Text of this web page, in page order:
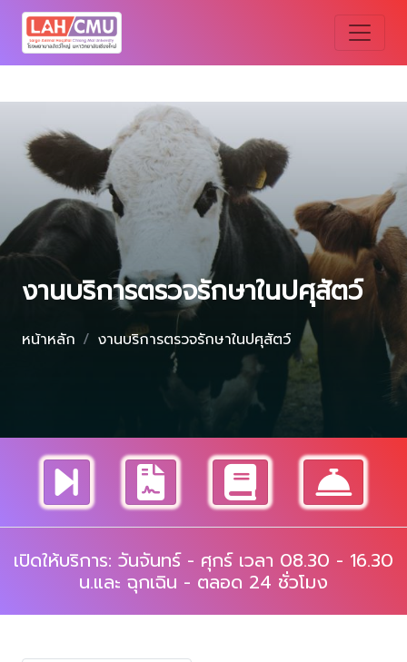
งานบริการตรวจรักษาในปศุสัตว์
หน้าหลัก งานบริการตรวจรักษาในปศุสัตว์
เปิดให้บริการ: วันจันทร์ - ศุกร์ เวลา 08.30 - 16.30
น.และ ฉุกเฉิน - ตลอด 24 ชั่วโมง